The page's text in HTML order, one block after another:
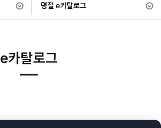
명절 e카탈로그
e카탈로그